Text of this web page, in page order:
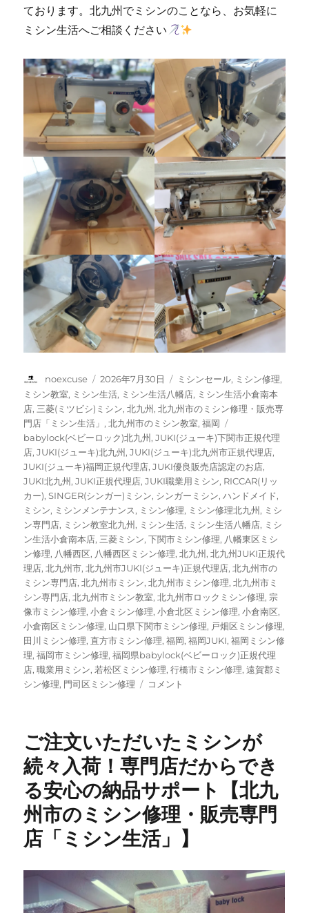
ております。北九州でミシンのことなら、お気軽に
ミシン生活へご相談ください
投
稿
者
noexcuse
投
稿
日:
2026年7月30日
カ
テ
ゴ
リ
ー
ミシンセール, ミシン修理,
ミシン教室, ミシン生活, ミシン生活八幡店, ミシン生活小倉南本
店, 三菱(ミツビシ)ミシン,北九州,北九州市のミシン修理・販売専
門店「ミシン生活」 ,北九州市のミシン教室,福岡
グ
babylock(ベビーロック)北九州,JUKI(ジューキ)下関市正規代理
店,JUKI(ジューキ)北九州,JUKI(ジューキ)北九州市正規代理店,
JUKI(ジューキ)福岡正規代理店,JUKI優良販売店認定のお店,
JUKI北九州,JUKI正規代理店,JUKI職業用ミシン, RICCAR(リッ
カー),SINGER(シンガー)ミシン, シンガーミシン,ハンドメイド,
ミシン, ミシンメンテナンス, ミシン修理, ミシン修理北九州, ミシ
ン専門店, ミシン教室北九州, ミシン生活, ミシン生活八幡店, ミシ
ン生活小倉南本店, 三菱ミシン,下関市ミシン修理, 八幡東区ミシ
ン修理, 八幡西区, 八幡西区ミシン修理,北九州,北九州JUKI正規代
理店,北九州市,北九州市JUKI(ジューキ)正規代理店,北九州市の
ミシン専門店,北九州市ミシン,北九州市ミシン修理,北九州市ミ
シン専門店,北九州市ミシン教室,北九州市ロックミシン修理, 宗
像市ミシン修理,小倉ミシン修理,小倉北区ミシン修理,小倉南区,
小倉南区ミシン修理, 山口県下関市ミシン修理, 戸畑区ミシン修理,
田川ミシン修理, 直方市ミシン修理,福岡,福岡JUKI,福岡ミシン修
理,福岡市ミシン修理,福岡県babylock(ベビーロック)正規代理
店,職業用ミシン, 若松区ミシン修理,行橋市ミシン修理,遠賀郡ミ
シン修理, 門司区ミシン修理
【昭
ロ】
50
以
上
前
の
三
ビ
ン
テ
コメント
ご注文いただいたミシンが
続々入荷！専門店だからでき
る安心の納品サポート【北九
州市のミシン修理・販売専門
店「ミシン生活」】